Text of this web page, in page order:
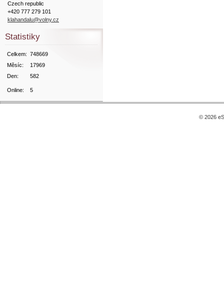
Czech republic
+420 777 279 101
klahandalu@volny.cz
Statistiky
Online: 5
Celkem: 748669
Měsíc:
17969
Den:
582
© 2026